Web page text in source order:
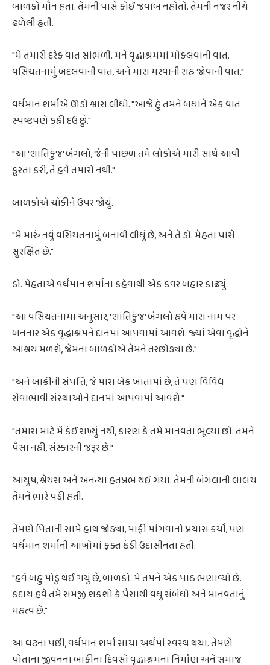
બાળકો મૌન હતા. તેમની પાસે કોઈ જવાબ નહોતો. તેમની નજર નીચે
ઢળેલી હતી.
"મેં તમારી દરેક વાત સાંભળી. મને વૃદ્ધાશ્રમમાં મોકલવાની વાત,
વસિયતનામું બદલવાની વાત, અને મારા મરવાની રાહ જોવાની વાત."
વર્ધમાન શર્માએ ઊંડો શ્વાસ લીધો. "આજે હું તમને બધાને એક વાત
સ્પષ્ટપણે કહી દઉં છું."
"આ 'શાંતિકુંજ' બંગલો, જેની પાછળ તમે લોકોએ મારી સાથે આવી
ક્રૂરતા કરી, તે હવે તમારો નથી."
બાળકોએ ચોંકીને ઉપર જોયું.
"મેં મારું નવું વસિયતનામું બનાવી લીધું છે, અને તે ડો. મેહતા પાસે
સુરક્ષિત છે."
ડો. મેહતાએ વર્ધમાન શર્માના કહેવાથી એક કવર બહાર કાઢ્યું.
"આ વસિયતનામા અનુસાર, 'શાંતિકુંજ' બંગલો હવે મારા નામ પર
બનનાર એક વૃદ્ધાશ્રમને દાનમાં આપવામાં આવશે. જ્યાં એવા વૃદ્ધોને
આશ્રય મળશે, જેમના બાળકોએ તેમને તરછોડ્યા છે."
"અને બાકીની સંપત્તિ, જે મારા બેંક ખાતામાં છે, તે પણ વિવિધ
સેવાભાવી સંસ્થાઓને દાનમાં આપવામાં આવશે."
"તમારા માટે મેં કંઈ રાખ્યું નથી, કારણ કે તમે માનવતા ભૂલ્યા છો. તમને
પૈસા નહીં, સંસ્કારની જરૂર છે."
આયુષ, શ્રેયસ અને અનન્યા હતપ્રભ થઈ ગયા. તેમની બંગલાની લાલચ
તેમને ભારે પડી હતી.
તેમણે પિતાની સામે હાથ જોડ્યા, માફી માંગવાનો પ્રયાસ કર્યો, પણ
વર્ધમાન શર્માની આંખોમાં ફક્ત ઠંડી ઉદાસીનતા હતી.
"હવે બહુ મોડું થઈ ગયું છે, બાળકો. મેં તમને એક પાઠ ભણાવ્યો છે.
કદાચ હવે તમે સમજી શકશો કે પૈસાથી વધુ સંબંધો અને માનવતાનું
મહત્વ છે."
આ ઘટના પછી, વર્ધમાન શર્મા સાચા અર્થમાં સ્વસ્થ થયા. તેમણે
પોતાના જીવનના બાકીના દિવસો વૃદ્ધાશ્રમના નિર્માણ અને સમાજ